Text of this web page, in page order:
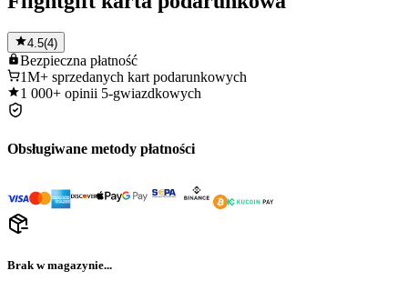
4.5(4)
Bezpieczna płatność
1M+ sprzedanych kart podarunkowych
1 000+ opinii 5-gwiazdkowych
Obsługiwane metody płatności
Brak w magazynie...